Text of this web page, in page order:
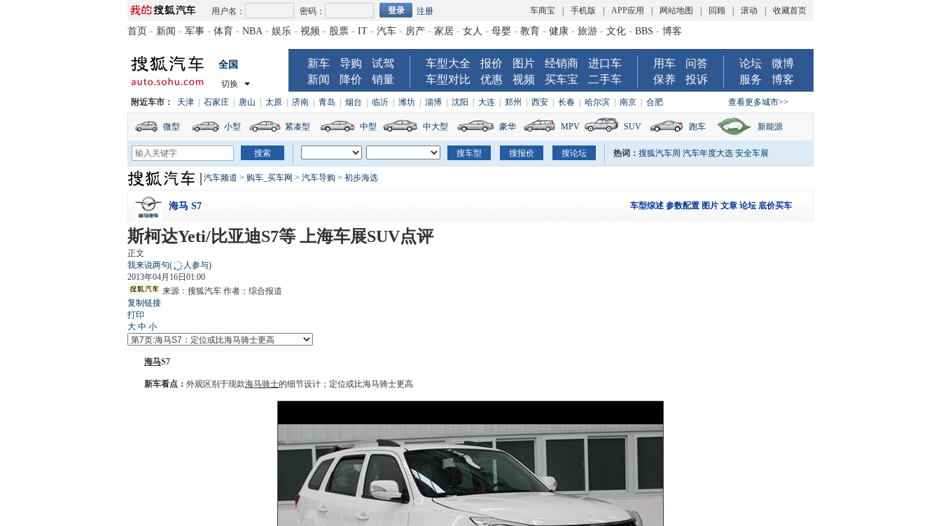
用户名： 密码： 注册 车商宝 手机版 APP应用 网站地图 回顾 滚动 收藏首页
首页 - 新闻 - 军事 - 体育 - NBA - 娱乐 - 视频 - 股票 - IT - 汽车 - 房产 - 家居 - 女人 - 母婴 - 教育 - 健康 - 旅游 - 文化 - BBS - 博客
全国
切换
新车 导购
试驾
新闻
降价 销量
车型大全 报价 图片 经销商
进口车
车型对比
优惠 视频 买车宝 二手车
用车
问答
保养
投诉
论坛
微博
服务
博客
查看更多城市>>
附近车市： 天津 石家庄 唐山 太原 济南 青岛 烟台 临沂 潍坊 淄博 沈阳 大连 郑州 西安 长春 哈尔滨 南京 合肥
微型 小型 紧凑型 中型 中大型 豪华 MPV SUV 跑车 新能源
热词： 搜狐汽车周 汽车年度大选 安全车展
汽车频道 > 购车_买车网 > 汽车导购 > 初步海选
车型综述 参数配置 图片 文章 论坛 底价买车
海马 S7
斯柯达Yeti/比亚迪S7等 上海车展SUV点评
正文
我来说两句(
人参与)
2013年04月16日01:00
来源： 搜狐汽车作者：综合报道
复制链接
打印
大 中 小
海马S7
新车看点： 外观区别于现款海马骑士的细节设计；定位或比海马骑士更高